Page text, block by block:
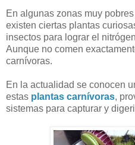
En algunas zonas muy
existen ciertas plantas
insectos para lograr el
Aunque no comen
carnívoras.
En la actualidad se conocen
estas plantas carnívoras,
sistemas para capturar y